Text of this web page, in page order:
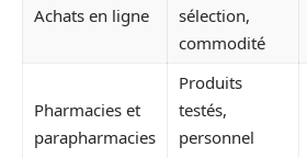
Achats en ligne
sélection,
commodité
Pharmacies et
parapharmacies
Produits
testés,
personnel